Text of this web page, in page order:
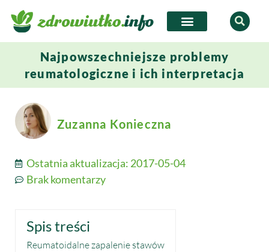
Najpowszechniejsze problemy
reumatologiczne i ich interpretacja
Zuzanna Konieczna
Ostatnia aktualizacja: 2017-05-04
Brak komentarzy
Spis treści
Reumatoidalne zapalenie stawów